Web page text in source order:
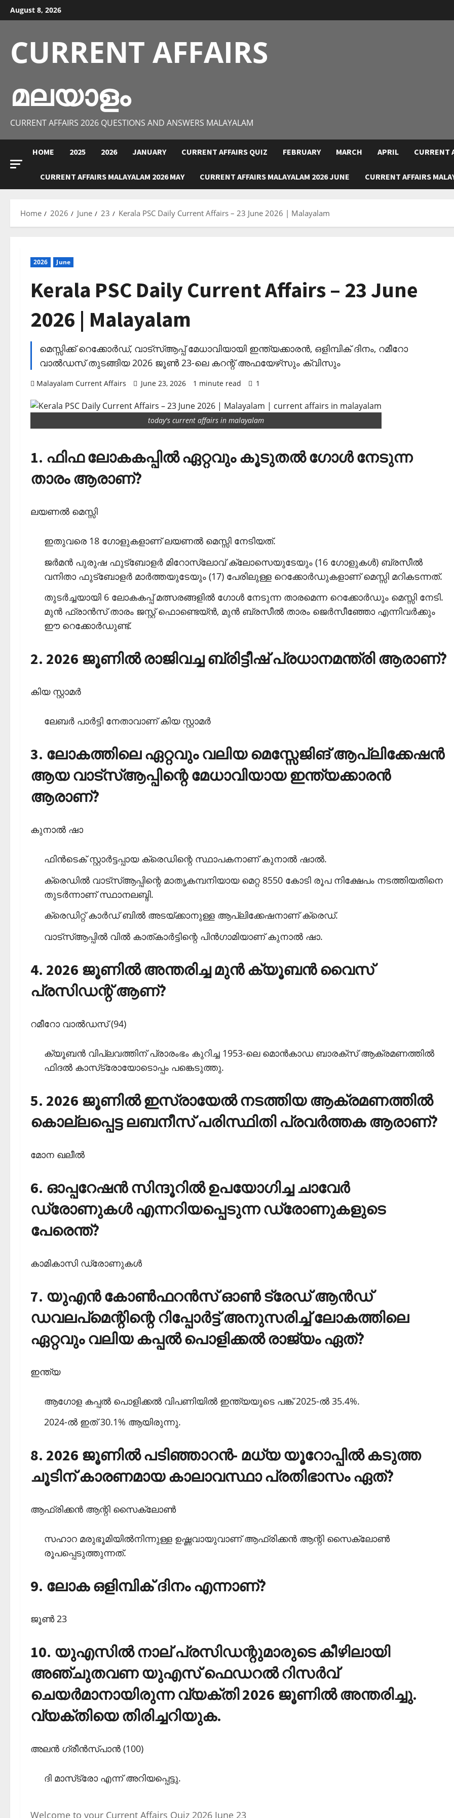
Skip
to
August 8, 2026
CURRENT AFFAIRS
മലയാളം
CURRENT AFFAIRS 2026 QUESTIONS AND ANSWERS MALAYALAM
HOME 2025 2026 JANUARY CURRENT AFFAIRS QUIZ FEBRUARY MARCH APRIL CURRENT
CURRENT AFFAIRS MALAYALAM 2026 MAY CURRENT AFFAIRS MALAYALAM 2026 JUNE CURRENT AFFAIRS
Home 2026 June 23 Kerala PSC Daily Current Affairs – 23 June 2026 | Malayalam
2026 June
Kerala PSC Daily Current Affairs – 23 June
2026 | Malayalam
മെസ്സിക്ക് റെക്കോര്‍ഡ്, വാട്‌സ്ആപ്പ് മേധാവിയായി ഇന്ത്യക്കാരന്‍, ഒളിമ്പിക് ദിനം, റമീറോ
വാല്‍ഡസ് തുടങ്ങിയ 2026 ജൂണ്‍ 23-ലെ കറന്റ് അഫയേഴ്‌സും ക്വിസും
Malayalam Current Affairs June 23, 2026 1 minute read 1
today's current affairs in malayalam
1. ഫിഫ ലോകകപ്പില്‍ ഏറ്റവും കൂടുതല്‍ ഗോള്‍ നേടുന്ന
താരം ആരാണ്?
ലയണല്‍ മെസ്സി
ഇതുവരെ 18 ഗോളുകളാണ് ലയണല്‍ മെസ്സി നേടിയത്.
ജര്‍മന്‍ പുരുഷ ഫുട്‌ബോളര്‍ മിറോസ്ലോവ് ക്ലോസെയുടേയും (16 ഗോളുകള്‍) ബ്രസീല്‍
വനിതാ ഫുട്‌ബോളര്‍ മാര്‍ത്തയുടേയും (17) പേരിലുള്ള റെക്കോര്‍ഡുകളാണ് മെസ്സി മറികടന്നത്.
തുടര്‍ച്ചയായി 6 ലോകകപ്പ് മത്സരങ്ങളില്‍ ഗോള്‍ നേടുന്ന താരമെന്ന റെക്കോര്‍ഡും മെസ്സി നേടി.
മുന്‍ ഫ്രാന്‍സ് താരം ജസ്റ്റ് ഫൊണ്ടെയ്ന്‍, മുന്‍ ബ്രസീല്‍ താരം ജെര്‍സീഞ്ഞോ എന്നിവര്‍ക്കും
ഈ റെക്കോര്‍ഡുണ്ട്.
2. 2026 ജൂണില്‍ രാജിവച്ച ബ്രിട്ടീഷ് പ്രധാനമന്ത്രി ആരാണ്?
കിയ സ്റ്റാമര്‍
ലേബര്‍ പാര്‍ട്ടി നേതാവാണ് കിയ സ്റ്റാമര്‍
3. ലോകത്തിലെ ഏറ്റവും വലിയ മെസ്സേജിങ് ആപ്ലിക്കേഷന്‍
ആയ വാട്‌സ്ആപ്പിന്റെ മേധാവിയായ ഇന്ത്യക്കാരന്‍
ആരാണ്?
കുനാല്‍ ഷാ
ഫിന്‍ടെക് സ്റ്റാര്‍ട്ടപ്പായ ക്രെഡിന്റെ സ്ഥാപകനാണ് കുനാല്‍ ഷാല്‍.
ക്രെഡില്‍ വാട്‌സ്ആപ്പിന്റെ മാതൃകമ്പനിയായ മെറ്റ 8550 കോടി രൂപ നിക്ഷേപം നടത്തിയതിനെ
തുടര്‍ന്നാണ് സ്ഥാനലബ്ദി.
ക്രെഡിറ്റ് കാര്‍ഡ് ബില്‍ അടയ്ക്കാനുള്ള ആപ്ലിക്കേഷനാണ് ക്രെഡ്.
വാട്‌സ്ആപ്പില്‍ വില്‍ കാത്കാര്‍ട്ടിന്റെ പിന്‍ഗാമിയാണ് കുനാല്‍ ഷാ.
4. 2026 ജൂണില്‍ അന്തരിച്ച മുന്‍ ക്യൂബന്‍ വൈസ്
പ്രസിഡന്റ് ആണ്?
റമീറോ വാല്‍ഡസ് (94)
ക്യൂബന്‍ വിപ്ലവത്തിന് പ്രാരംഭം കുറിച്ച 1953-ലെ മൊന്‍കാഡ ബാരക്‌സ് ആക്രമണത്തില്‍
ഫിദല്‍ കാസ്‌ട്രോയോടൊപ്പം പങ്കെടുത്തു.
5. 2026 ജൂണില്‍ ഇസ്രായേല്‍ നടത്തിയ ആക്രമണത്തില്‍
കൊല്ലപ്പെട്ട ലബനീസ് പരിസ്ഥിതി പ്രവര്‍ത്തക ആരാണ്?
മോന ഖലീല്‍
6. ഓപ്പറേഷന്‍ സിന്ദൂറില്‍ ഉപയോഗിച്ച ചാവേര്‍
ഡ്രോണുകള്‍ എന്നറിയപ്പെടുന്ന ഡ്രോണുകളുടെ
പേരെന്ത്?
കാമികാസി ഡ്രോണുകള്‍
7. യുഎന്‍ കോണ്‍ഫറന്‍സ് ഓണ്‍ ട്രേഡ് ആന്‍ഡ്
ഡവലപ്‌മെന്റിന്റെ റിപ്പോര്‍ട്ട് അനുസരിച്ച് ലോകത്തിലെ
ഏറ്റവും വലിയ കപ്പല്‍ പൊളിക്കല്‍ രാജ്യം ഏത്?
ഇന്ത്യ
ആഗോള കപ്പല്‍ പൊളിക്കല്‍ വിപണിയില്‍ ഇന്ത്യയുടെ പങ്ക് 2025-ല്‍ 35.4%.
2024-ല്‍ ഇത് 30.1% ആയിരുന്നു.
8. 2026 ജൂണില്‍ പടിഞ്ഞാറന്‍- മധ്യ യൂറോപ്പില്‍ കടുത്ത
ചൂടിന് കാരണമായ കാലാവസ്ഥാ പ്രതിഭാസം ഏത്?
ആഫ്രിക്കന്‍ ആന്റി സൈക്ലോണ്‍
സഹാറ മരുഭൂമിയില്‍നിന്നുള്ള ഉഷ്ണവായുവാണ് ആഫ്രിക്കന്‍ ആന്റി സൈക്ലോണ്‍
രൂപപ്പെടുത്തുന്നത്.
9. ലോക ഒളിമ്പിക് ദിനം എന്നാണ്?
ജൂണ്‍ 23
10. യുഎസില്‍ നാല് പ്രസിഡന്റുമാരുടെ കീഴിലായി
അഞ്ചുതവണ യുഎസ് ഫെഡറല്‍ റിസര്‍വ്
ചെയര്‍മാനായിരുന്ന വ്യക്തി 2026 ജൂണില്‍ അന്തരിച്ചു.
വ്യക്തിയെ തിരിച്ചറിയുക.
അലന്‍ ഗ്രീന്‍സ്പാന്‍ (100)
ദി മാസ്‌ട്രോ എന്ന് അറിയപ്പെട്ടു.
Welcome to your Current Affairs Quiz 2026 June 23